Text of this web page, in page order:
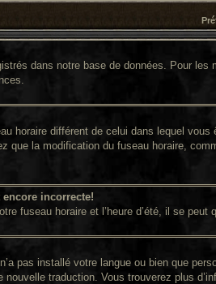
dans notre base de données. Pour les
horaire différent de celui dans lequel
que la modification du fuseau horaire,
encore incorrecte!
fuseau horaire et l’heure d’été, il se
pas installé votre langue ou bien que
traduction. Vous trouverez plus